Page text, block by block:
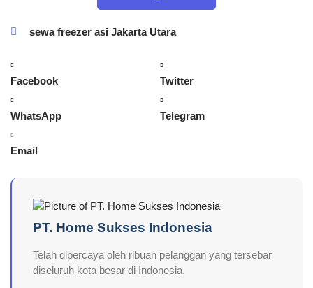
sewa freezer asi Jakarta Utara
Facebook Twitter
WhatsApp Telegram
Email
PT. Home Sukses Indonesia
Telah dipercaya oleh ribuan pelanggan yang tersebar
diseluruh kota besar di Indonesia.